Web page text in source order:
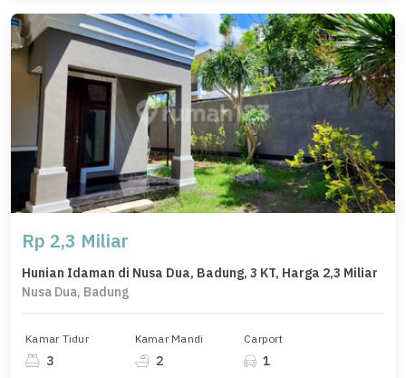
Rp 2,3 Miliar
Hunian Idaman di Nusa Dua, Badung, 3 KT, Harga 2,3 Miliar
Nusa Dua, Badung
Kamar Tidur
3
Kamar Mandi
2
Carport
1